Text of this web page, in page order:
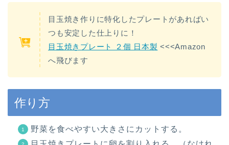
目玉焼き作りに特化したプレートがあればい
つも安定した仕上りに！
目玉焼きプレート ２個 日本製 <<<Amazon
へ飛びます
作り方
野菜を食べやすい大きさにカットする。